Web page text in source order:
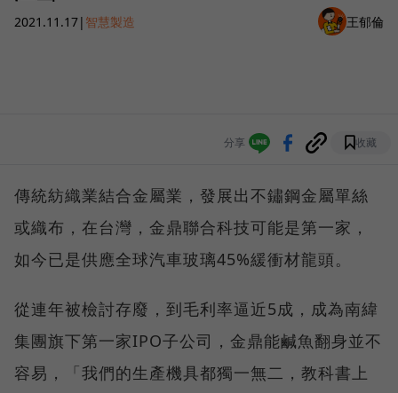
2021.11.17| 智慧製造 王郁倫
分享 收藏
傳統紡織業結合金屬業，發展出不鏽鋼金屬單絲
或織布，在台灣，金鼎聯合科技可能是第一家，
如今已是供應全球汽車玻璃45%緩衝材龍頭。
從連年被檢討存廢，到毛利率逼近5成，成為南緯
集團旗下第一家IPO子公司，金鼎能鹹魚翻身並不
容易，「我們的生產機具都獨一無二，教科書上